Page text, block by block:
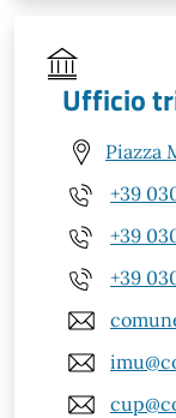
Ufficio
Piazza
+39
+39
+39